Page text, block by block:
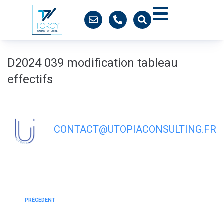
D2024 039 modification tableau
effectifs
CONTACT@UTOPIACONSULTING.FR
PRÉCÉDENT